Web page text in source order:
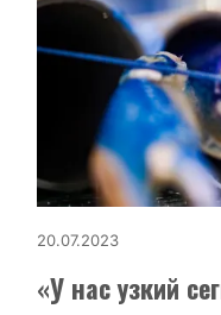
20.07.2023
«У нас узкий